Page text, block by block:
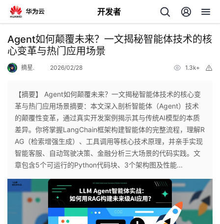
开发者
返
回
个
人
主
页
我
的
Agent如何颠覆未来？一文揭秘智能体技术的核
心变革与热门应用场景
摘星. 2026/02/28 1.3k+
【摘要】 Agent如何颠覆未来？一文揭秘智能体技术的核心变
革与热门应用场景摘要：本文深入剖析智能体（Agent）技术
的颠覆性变革，通过真实开发案例揭示其与传统AI模型的本质
差异。你将掌握LangChain框架构建智能体的完整流程，理解R
AG（检索增强生成）、工具调用等核心技术原理，并亲手实现
智能客服、自动驾驶决策、金融分析三大场景的代码实践。文
章包含5个可运行的Python代码块、3个架构图及性能...